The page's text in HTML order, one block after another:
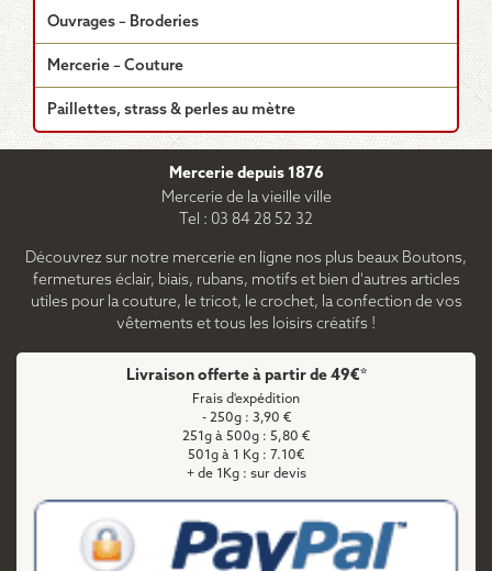
Ouvrages – Broderies
Mercerie – Couture
Paillettes, strass & perles au mètre
Mercerie depuis 1876
Mercerie de la vieille ville
Tel : 03 84 28 52 32
Découvrez sur notre mercerie en ligne nos plus beaux Boutons,
fermetures éclair, biais, rubans, motifs et bien d'autres articles
utiles pour la couture, le tricot, le crochet, la confection de vos
vêtements et tous les loisirs créatifs !
Livraison offerte à partir de 49€*
Frais d'expédition
- 250g : 3,90 €
251g à 500g : 5,80 €
501g à 1 Kg : 7.10€
+ de 1Kg : sur devis